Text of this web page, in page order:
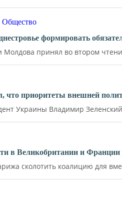
Общество
формировать
Молдова принял во втором
что приоритеты внешней
Украины Владимир
в Великобритании и
сколотить коалицию для